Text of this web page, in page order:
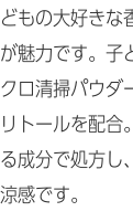
もの大好きな
魅力です。子
ロ清掃パウダ
トールを配合
成分で処方し
感です。